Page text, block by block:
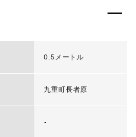
0.5メートル
九重町長者原
-